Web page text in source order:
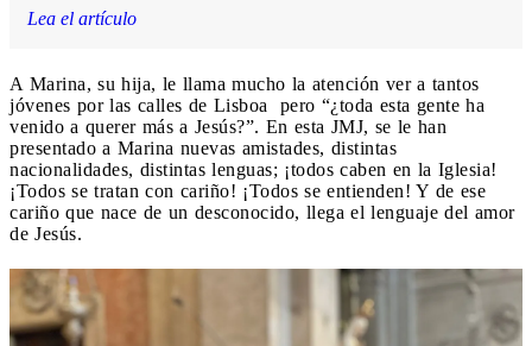
Lea el artículo
A Marina, su hija, le llama mucho la atención ver a tantos
jóvenes por las calles de Lisboa pero “¿toda esta gente ha
venido a querer más a Jesús?”. En esta JMJ, se le han
presentado a Marina nuevas amistades, distintas
nacionalidades, distintas lenguas; ¡todos caben en la Iglesia!
¡Todos se tratan con cariño! ¡Todos se entienden! Y de ese
cariño que nace de un desconocido, llega el lenguaje del amor
de Jesús.